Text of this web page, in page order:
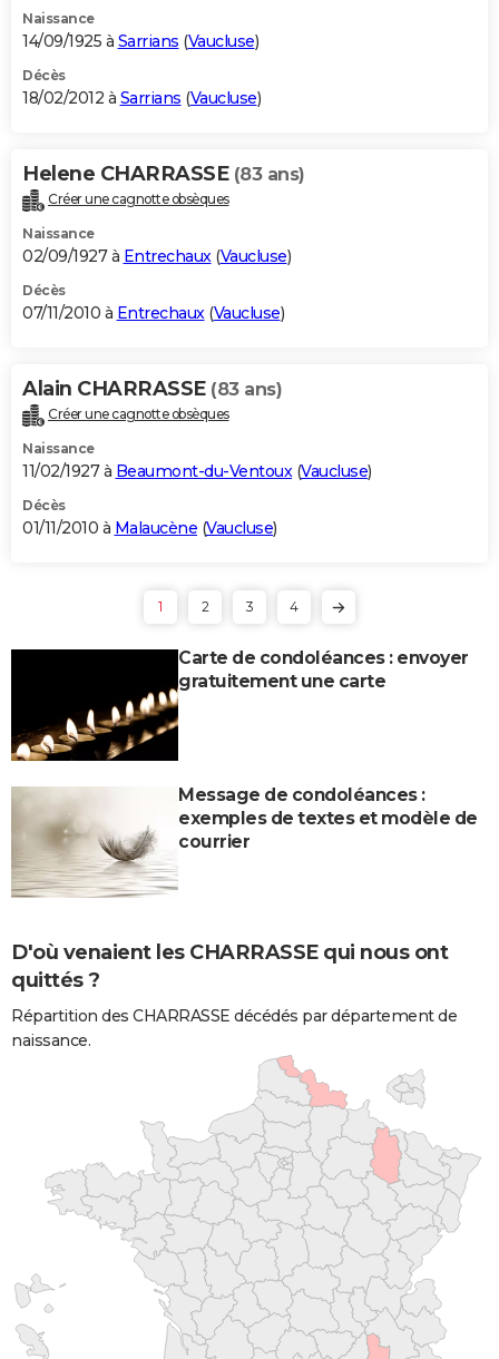
Naissance
14/09/1925 à Sarrians (Vaucluse)
Décès
18/02/2012 à Sarrians (Vaucluse)
Helene CHARRASSE (83 ans)
Créer une cagnotte obsèques
Naissance
02/09/1927 à Entrechaux(Vaucluse)
Décès
07/11/2010 à Entrechaux(Vaucluse)
Alain CHARRASSE (83 ans)
Créer une cagnotte obsèques
Naissance
11/02/1927 à Beaumont-du-Ventoux (Vaucluse)
Décès
01/11/2010 à Malaucène (Vaucluse)
1 2 3 4
Carte de condoléances : envoyer
gratuitement une carte
Message de condoléances :
exemples de textes et modèle de
courrier
D'où venaient les CHARRASSE qui nous ont
quittés ?
Répartition des CHARRASSE décédés par département de
naissance.